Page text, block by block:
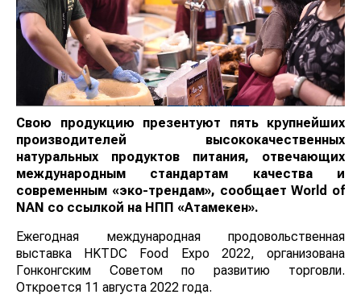
Свою продукцию презентуют пять крупнейших
производителей высококачественных
натуральных продуктов питания, отвечающих
международным стандартам качества и
современным «эко-трендам», сообщает World of
NAN со ссылкой на НПП «Атамекен».
Ежегодная международная продовольственная
выставка HKTDC Food Expo 2022, организована
Гонконгским Советом по развитию торговли.
Откроется 11 августа 2022 года.